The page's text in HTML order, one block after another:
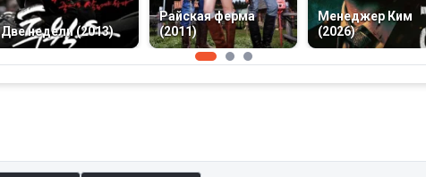
Две недели (2013)
Райская ферма
(2011)
Менеджер Ким
(2026)